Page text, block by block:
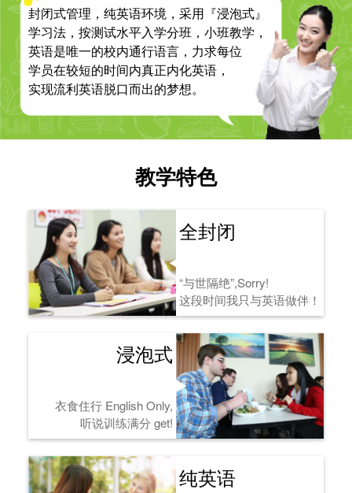
封闭式管理，纯英语环境，采用『浸泡式』
学习法，按测试水平入学分班，小班教学，
英语是唯一的校内通行语言，力求每位
学员在较短的时间内真正内化英语，
实现流利英语脱口而出的梦想。
教学特色
全封闭
“与世隔绝”,Sorry!
这段时间我只与英语做伴！
浸泡式
衣食住行 English Only,
听说训练满分 get!
纯英语